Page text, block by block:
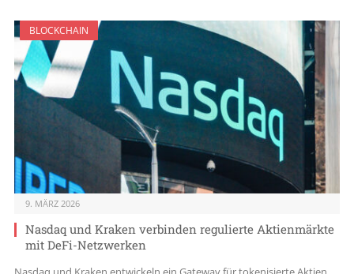
BLOCKCHAIN
9. MÄRZ 2026
Nasdaq und Kraken verbinden regulierte Aktienmärkte
mit DeFi-Netzwerken